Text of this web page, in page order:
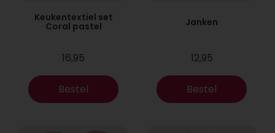
Keukentextiel set
Coral pastel
16,95
Bestel
Janken
12,95
Bestel